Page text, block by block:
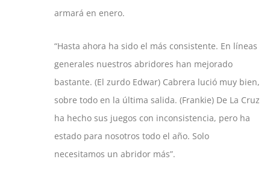
armará en enero.
“Hasta ahora ha sido el más consistente. En líneas
generales nuestros abridores han mejorado
bastante. (El zurdo Edwar) Cabrera lució muy bien,
sobre todo en la última salida. (Frankie) De La Cruz
ha hecho sus juegos con inconsistencia, pero ha
estado para nosotros todo el año. Solo
necesitamos un abridor más”.